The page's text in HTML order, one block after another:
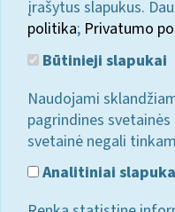
įrašytus slapukus.
politika; Privatumo
Būtinieji slapukai
Naudojami
pagrindines
svetainė negali
Analitiniai